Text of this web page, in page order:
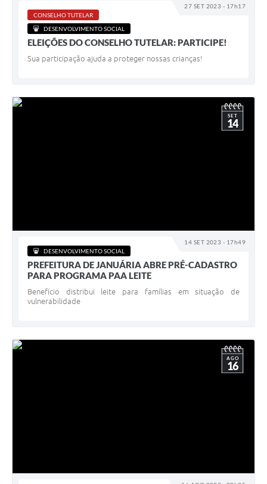
27 SET 2023 - 17h17
CONSELHO TUTELAR
DESENVOLVIMENTO SOCIAL
ELEIÇÕES DO CONSELHO TUTELAR: PARTICIPE!
Sua participação ajuda a proteger nossas crianças!
14 SET 2023 - 17h49
SET
14
DESENVOLVIMENTO SOCIAL
PREFEITURA DE JANUÁRIA ABRE PRÉ-CADASTRO
PARA PROGRAMA PAA LEITE
Benefício distribui leite para famílias em situação de
vulnerabilidade
AGO
16